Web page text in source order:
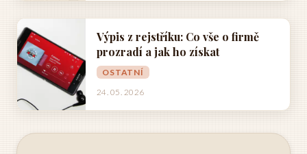
Výpis z rejstříku: Co vše o firmě
prozradí a jak ho získat
OSTATNÍ
24. 05. 2026